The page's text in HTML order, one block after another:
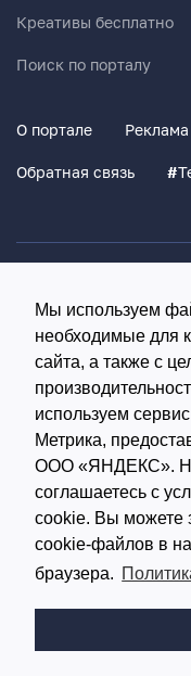
Мы используем
необходимые для
сайта, а также с
используем
Метрика,
ООО «ЯНДЕКС».
соглашаетесь с
cookie. Вы можете
cookie-файлов в
браузера.
Креативы бесплатно
Поиск по порталу
О портале Реклама
Обратная связь #
Согласие на
16+
© Использование
письменного
Редакция портала:
Обратиться в Макс
Обратиться в Телеграм
614002, г.Пермь,